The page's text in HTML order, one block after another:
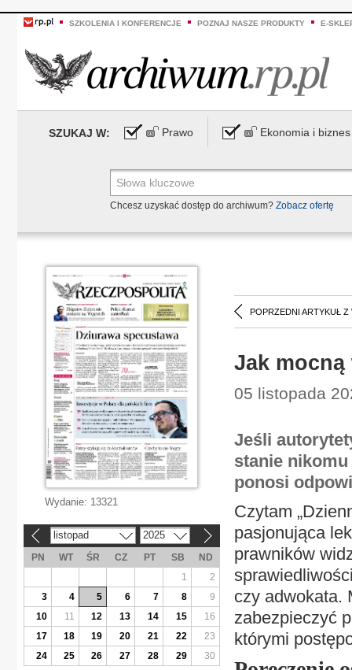
SZKOLENIA I KONFERENCJE POZNAJ NASZE PRODUKTY E-
SZUKAJ W: Prawo Ekonomia i biznes
Chcesz uzyskać dostęp do archiwum? Zobacz ofertę
POPRZEDNI ARTYKUŁ Z
Jak mocną
05 listopada
Jeśli
stanie
ponosi
Czytam
pasjonująca
prawników
czy adwokata.
zabezpieczyć
którymi
Wydanie: 13321
listopad 2025
PN WT ŚR CZ PT SB
ND
1
2
3
4 5 6 7 8
9
10
11 12 13 14 15
16
17
18 19 20 21 22
23
24
25 26 27 28 29 30